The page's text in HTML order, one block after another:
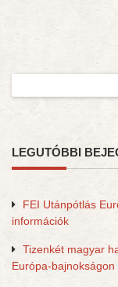
LEGUTÓBBI
FEI Utánpótlás
információk
Tizenkét magyar
Európa-